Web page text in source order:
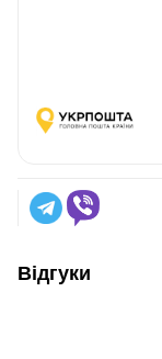
Відгуки